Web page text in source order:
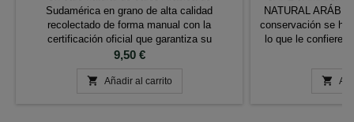
Sudamérica en grano de alta calidad
recolectado de forma manual con la
certificación oficial que garantiza su
producción respetuosa con el medio ambiente
Características: Café 100% Tueste Natural
Precio
9,50 €
 Añadir al carrito
NATURAL
conservación se
lo que le confiere
Muy balanceado.
